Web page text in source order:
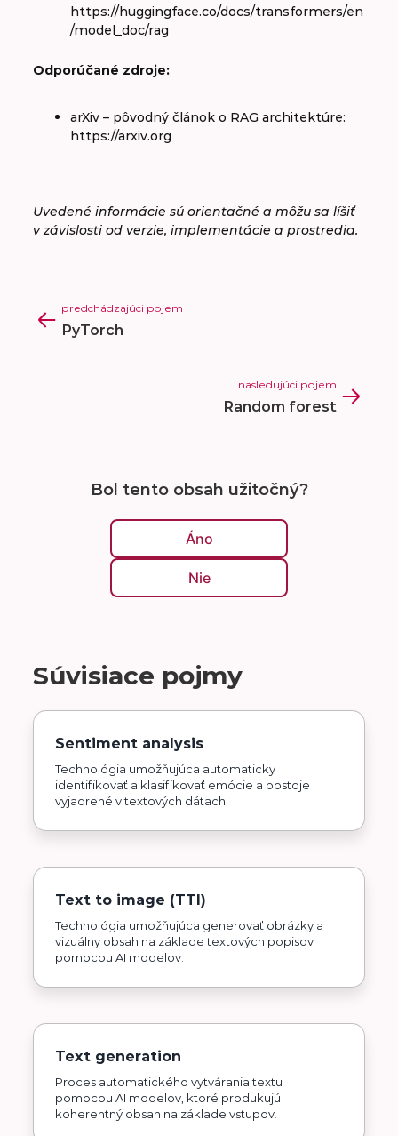
https://huggingface.co/docs/transformers/en
/model_doc/rag
Odporúčané zdroje:
arXiv – pôvodný článok o RAG architektúre:
https://arxiv.org
Uvedené informácie sú orientačné a môžu sa líšiť
v závislosti od verzie, implementácie a prostredia.
predchádzajúci pojem
PyTorch
nasledujúci pojem
Random forest
Bol tento obsah užitočný?
Áno
Nie
Súvisiace pojmy
Sentiment analysis
Technológia umožňujúca automaticky
identifikovať a klasifikovať emócie a postoje
vyjadrené v textových dátach.
Text to image (TTI)
Technológia umožňujúca generovať obrázky a
vizuálny obsah na základe textových popisov
pomocou AI modelov.
Text generation
Proces automatického vytvárania textu
pomocou AI modelov, ktoré produkujú
koherentný obsah na základe vstupov.